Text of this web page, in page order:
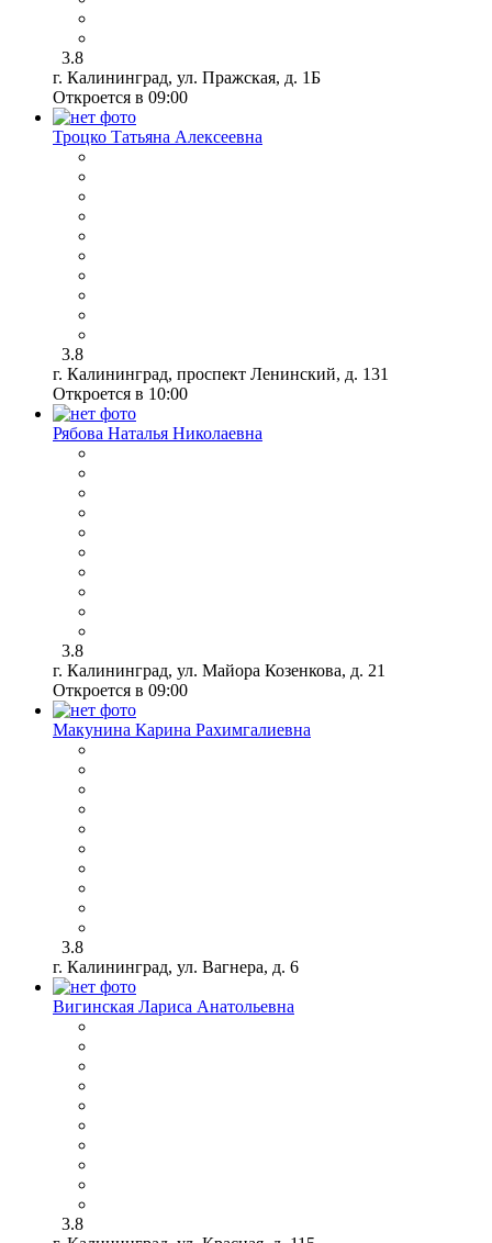
3.8
г. Калининград, ул. Пражская, д. 1Б
Откроется в 09:00
Троцко Татьяна Алексеевна
3.8
г. Калининград, проспект Ленинский, д. 131
Откроется в 10:00
Рябова Наталья Николаевна
3.8
г. Калининград, ул. Майора Козенкова, д. 21
Откроется в 09:00
Макунина Карина Рахимгалиевна
3.8
г. Калининград, ул. Вагнера, д. 6
Вигинская Лариса Анатольевна
3.8